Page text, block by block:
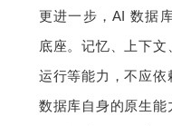
更进一步，AI 数据
底座。记忆、上下
运行等能力，不应
数据库自身的原生